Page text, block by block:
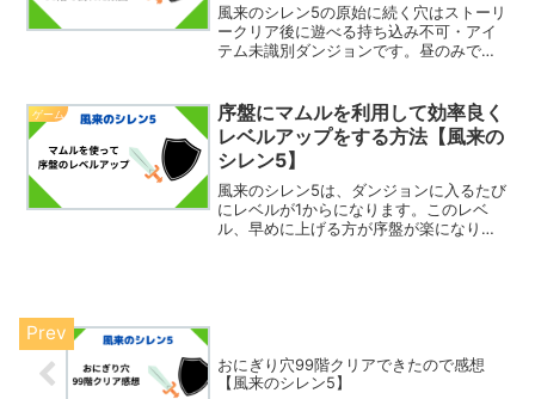
風来のシレン5の原始に続く穴はストーリ
ークリア後に遊べる持ち込み不可・アイ
テム未識別ダンジョンです。昼のみで特
の2回目を目指していたところ（1回目ク
リアの感想とダンジ...
ゲーム
序盤にマムルを利用して効率良く
レベルアップをする方法【風来の
シレン5】
風来のシレン5は、ダンジョンに入るたび
にレベルが1からになります。このレベ
ル、早めに上げる方が序盤が楽になりま
おにぎり穴99階クリアできたので感想
【風来のシレン5】